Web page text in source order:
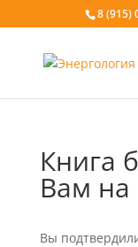
8 (915)
Книга
Вам на
Вы